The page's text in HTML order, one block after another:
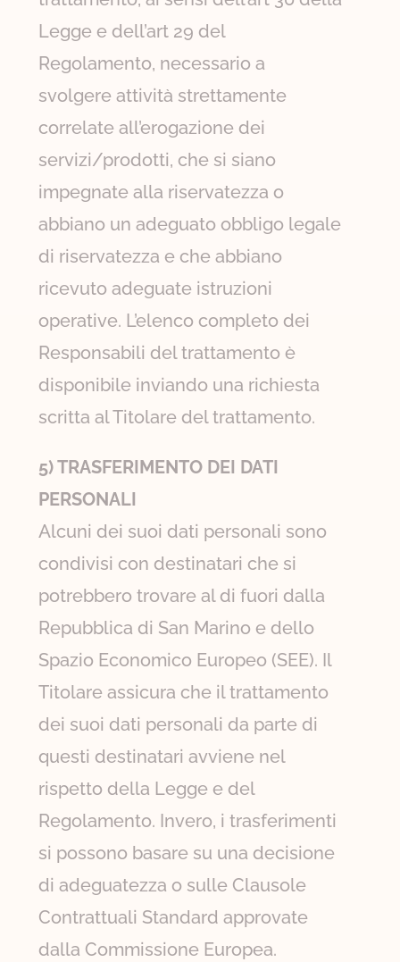
Legge e dell’art 29 del
Regolamento, necessario a
svolgere attività strettamente
correlate all’erogazione dei
servizi/prodotti, che si siano
impegnate alla riservatezza o
abbiano un adeguato obbligo legale
di riservatezza e che abbiano
ricevuto adeguate istruzioni
operative. L’elenco completo dei
Responsabili del trattamento è
disponibile inviando una richiesta
scritta al Titolare del trattamento.
5) TRASFERIMENTO DEI DATI
PERSONALI
Alcuni dei suoi dati personali sono
condivisi con destinatari che si
potrebbero trovare al di fuori dalla
Repubblica di San Marino e dello
Spazio Economico Europeo (SEE). Il
Titolare assicura che il trattamento
dei suoi dati personali da parte di
questi destinatari avviene nel
rispetto della Legge e del
Regolamento. Invero, i trasferimenti
si possono basare su una decisione
di adeguatezza o sulle Clausole
Contrattuali Standard approvate
dalla Commissione Europea.